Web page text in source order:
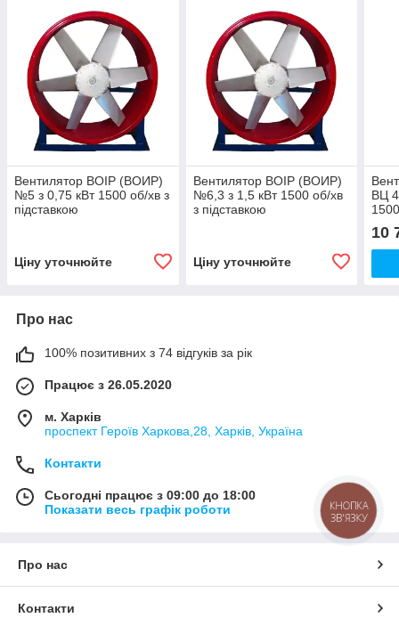
Вентилятор ВОІР (ВОИР)
№5 з 0,75 кВт 1500 об/хв з
підставкою
Ціну уточнюйте
Вентилятор ВОІР (ВОИР)
№6,3 з 1,5 кВт 1500 об/хв
з підставкою
Ціну уточнюйте
ВЦ
10
Про нас
100% позитивних з 74 відгуків за рік
Працює з 26.05.2020
м. Харків
проспект Героїв Харкова,28, Харків, Україна
Контакти
Сьогодні працює з 09:00 до 18:00
Показати весь графік роботи
Про нас
Контакти
КНОПКА
ЗВ'ЯЗКУ